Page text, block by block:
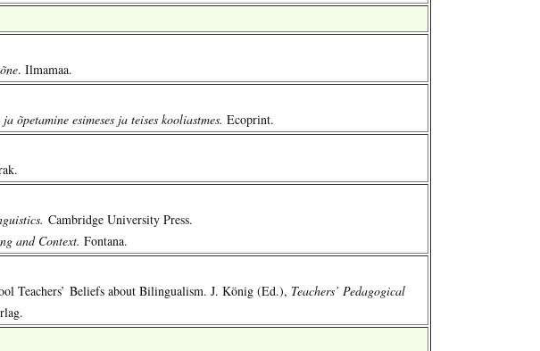
. Ilmamaa.
õpetamine esimeses ja teises kooliastmes. Ecoprint.
Cambridge University Press.
and Context. Fontana.
Teachers’ Beliefs about Bilingualism. J. König (Ed.), Teachers’ Pedagogical